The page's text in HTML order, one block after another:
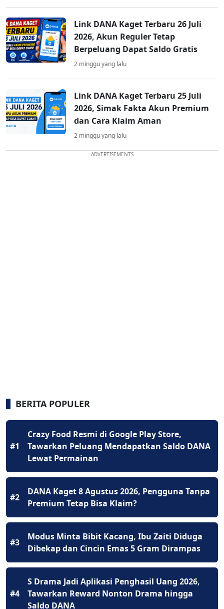
Link DANA Kaget Terbaru 26 Juli
2026, Akun Reguler Tetap
Berpeluang Dapat Saldo Gratis
2 minggu yang lalu
Link DANA Kaget Terbaru 25 Juli
2026, Simak Fakta Akun Premium
dan Cara Klaim Aman
2 minggu yang lalu
ADVERTISEMENTS
BERITA POPULER
#1
Crazy Food Resmi di Google Play Store,
Tawarkan Peluang Mendapatkan Saldo DANA
Lewat Permainan
#2
DANA Kaget 8 Agustus 2026, Pengguna Tanpa
Premium Tetap Bisa Klaim?
#3
Modus Minta Bibit Kacang, Ibu Zaiti Diduga
Dibekap dan Cincin Emas 5 Gram Dirampas
#4
S Drama Jadi Aplikasi Penghasil Uang 2026,
Tawarkan Reward Nonton Drama hingga
Saldo DANA